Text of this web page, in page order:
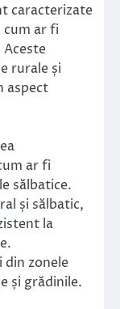
caracterizate
ar fi
rurale și
aspect
ar fi
sălbatice.
și sălbatic,
la
din zonele
și grădinile.